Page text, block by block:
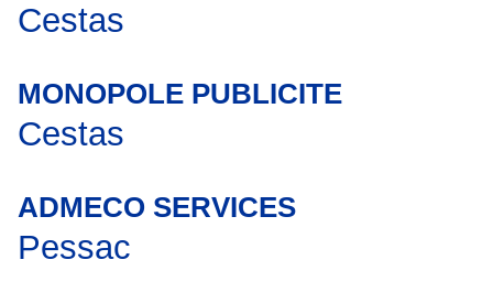
Cestas
MONOPOLE PUBLICITE
Cestas
ADMECO SERVICES
Pessac